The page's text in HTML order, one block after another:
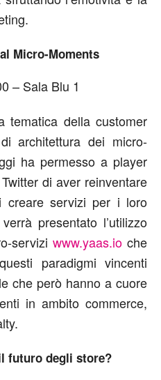
Micro-Moments
– Sala Blu 1
tematica della customer
architettura dei micro-
ha permesso a player
di aver reinventare
creare servizi per i loro
presentato l’utilizzo
servizi www.yaas.io che
paradigmi vincenti
che però hanno a cuore
in ambito commerce,
futuro degli store?